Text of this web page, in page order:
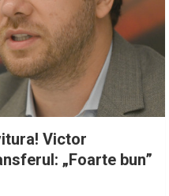
Victor
„Foarte bun”